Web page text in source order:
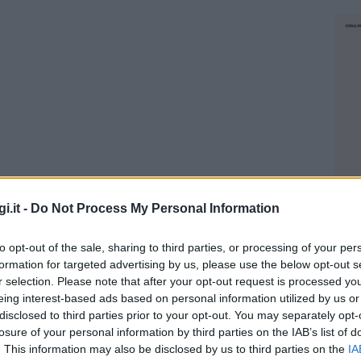
- Do Not Process My Personal Information
opt-out of the sale, sharing to third parties, or processing of your
for targeted advertising by us, please use the below opt-out
selection. Please note that after your opt-out request is processed
interest-based ads based on personal information utilized by us
to third parties prior to your opt-out. You may separately
of your personal information by third parties on the IAB’s list of
This information may also be disclosed by us to third parties on the
scuola dell’infanzia
2020 a giugno 2021 (anno